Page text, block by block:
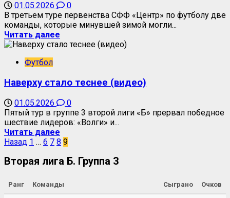
01.05.2026
0
В третьем туре первенства СФФ «Центр» по футболу две
команды, которые минувшей зимой могли...
Читать далее
Футбол
Наверху стало теснее (видео)
01.05.2026
0
Пятый тур в группе 3 второй лиги «Б» прервал победное
шествие лидеров: «Волги» и...
Читать далее
Назад 1 … 6 7 8 9
Вторая лига Б. Группа 3
Ранг Команды Сыграно Очков